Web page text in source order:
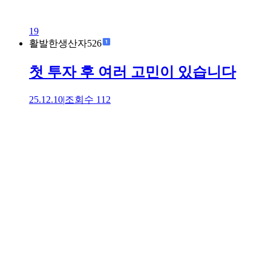
19
활발한생산자526
첫 투자 후 여러 고민이 있습니다
25.12.10|조회수 112